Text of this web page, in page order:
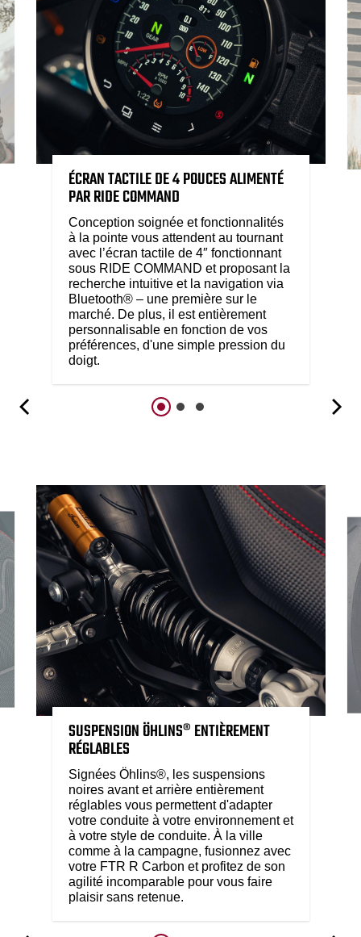
ÉCRAN TACTILE DE 4 POUCES ALIMENTÉ
PAR RIDE COMMAND
Conception soignée et fonctionnalités
à la pointe vous attendent au tournant
avec l’écran tactile de 4″ fonctionnant
sous RIDE COMMAND et proposant la
recherche intuitive et la navigation via
Bluetooth® – une première sur le
marché. De plus, il est entièrement
personnalisable en fonction de vos
préférences, d'une simple pression du
doigt.
SUSPENSION ÖHLINS® ENTIÈREMENT
RÉGLABLES
Signées Öhlins®, les suspensions
noires avant et arrière entièrement
réglables vous permettent d'adapter
votre conduite à votre environnement et
à votre style de conduite. À la ville
comme à la campagne, fusionnez avec
votre FTR R Carbon et profitez de son
agilité incomparable pour vous faire
plaisir sans retenue.